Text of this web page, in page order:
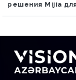
решения Mijia